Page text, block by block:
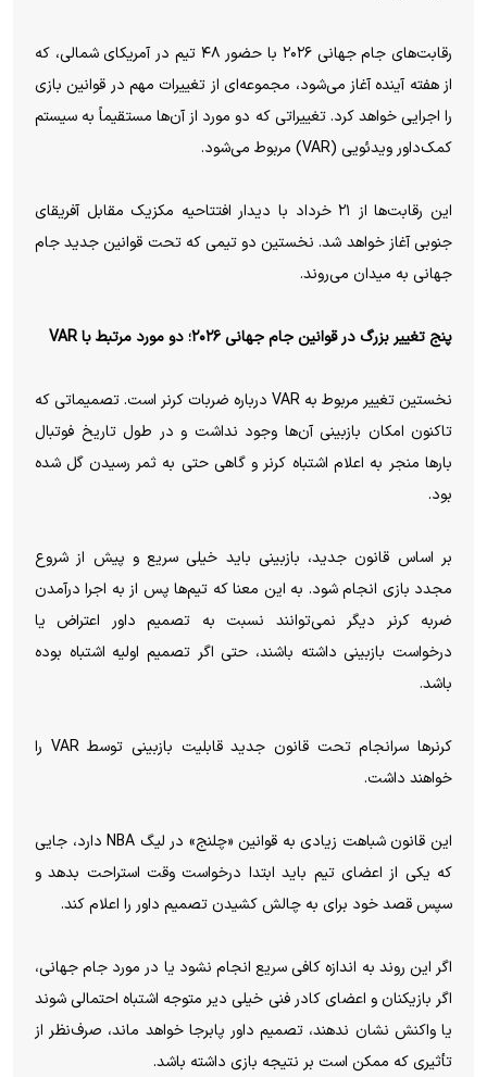
رقابت‌های جام جهانی ۲۰۲۶ با حضور ۴۸ تیم در آمریکای شمالی، که
از هفته آینده آغاز می‌شود، مجموعه‌ای از تغییرات مهم در قوانین بازی
را اجرایی خواهد کرد. تغییراتی که دو مورد از آن‌ها مستقیماً به سیستم
کمک‌داور ویدئویی (VAR) مربوط می‌شود.
این رقابت‌ها از ۲۱ خرداد با دیدار افتتاحیه مکزیک مقابل آفریقای
جنوبی آغاز خواهد شد. نخستین دو تیمی که تحت قوانین جدید جام
جهانی به میدان می‌روند.
پنج تغییر بزرگ در قوانین جام جهانی ۲۰۲۶؛ دو مورد مرتبط با VAR
نخستین تغییر مربوط به VAR درباره ضربات کرنر است. تصمیماتی که
تاکنون امکان بازبینی آن‌ها وجود نداشت و در طول تاریخ فوتبال
بارها منجر به اعلام اشتباه کرنر و گاهی حتی به ثمر رسیدن گل شده
بود.
بر اساس قانون جدید، بازبینی باید خیلی سریع و پیش از شروع
مجدد بازی انجام شود. به این معنا که تیم‌ها پس از به اجرا درآمدن
ضربه کرنر دیگر نمی‌توانند نسبت به تصمیم داور اعتراض یا
درخواست بازبینی داشته باشند، حتی اگر تصمیم اولیه اشتباه بوده
باشد.
کرنرها سرانجام تحت قانون جدید قابلیت بازبینی توسط VAR را
خواهند داشت.
این قانون شباهت زیادی به قوانین «چلنج» در لیگ NBA دارد، جایی
که یکی از اعضای تیم باید ابتدا درخواست وقت استراحت بدهد و
سپس قصد خود برای به چالش کشیدن تصمیم داور را اعلام کند.
اگر این روند به اندازه کافی سریع انجام نشود یا در مورد جام جهانی،
اگر بازیکنان و اعضای کادر فنی خیلی دیر متوجه اشتباه احتمالی شوند
یا واکنش نشان ندهند، تصمیم داور پابرجا خواهد ماند، صرف‌نظر از
تأثیری که ممکن است بر نتیجه بازی داشته باشد.